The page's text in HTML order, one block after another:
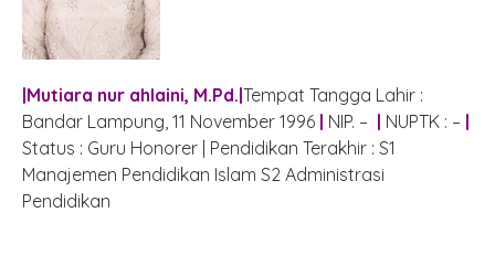
|Mutiara nur ahlaini, M.Pd.|Tempat Tangga Lahir :
Bandar Lampung, 11 November 1996 | NIP. – | NUPTK : – |
Status : Guru Honorer | Pendidikan Terakhir : S1
Manajemen Pendidikan Islam S2 Administrasi
Pendidikan